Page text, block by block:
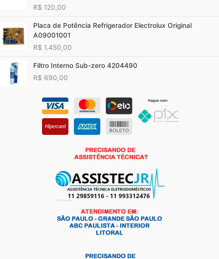
R$ 120,00
Placa de Potência Refrigerador Electrolux Original
A09001001
R$ 1.450,00
Filtro Interno Sub-zero 4204490
R$ 690,00